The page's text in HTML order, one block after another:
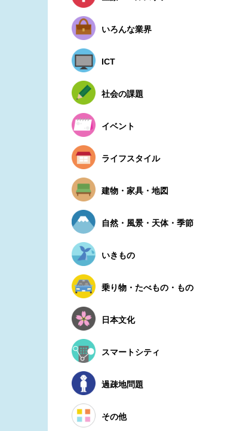
いろんな業界
ICT
社会の課題
イベント
ライフスタイル
建物・家具・地図
自然・風景・天体・季節
いきもの
乗り物・たべもの・もの
日本文化
スマートシティ
過疎地問題
その他